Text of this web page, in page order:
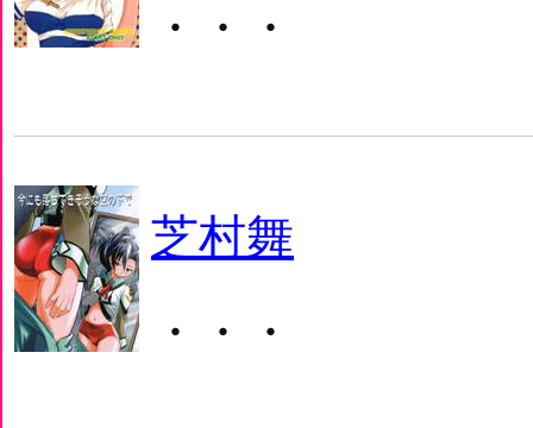
・・・
芝村舞
・・・